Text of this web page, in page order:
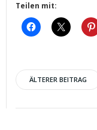
Teilen mit:
Post
ÄLTERER BEITRAG